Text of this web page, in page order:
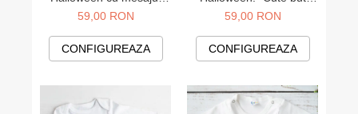
"Sunt adorabil, dar am
scutecul infricosator"
59,00 RON
CONFIGUREAZA
spooky"
59,00 RON
CONFIGUREAZA